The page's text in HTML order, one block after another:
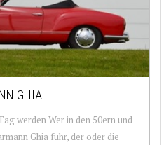
GHIA
werden Wer in den 50ern und
Ghia fuhr, der oder die